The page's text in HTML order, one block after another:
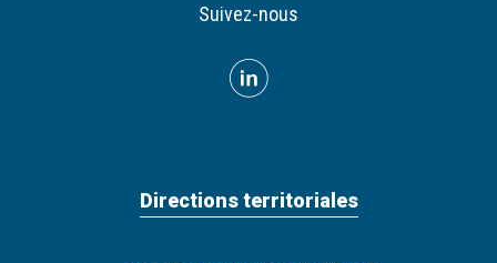
Suivez-nous
Directions territoriales